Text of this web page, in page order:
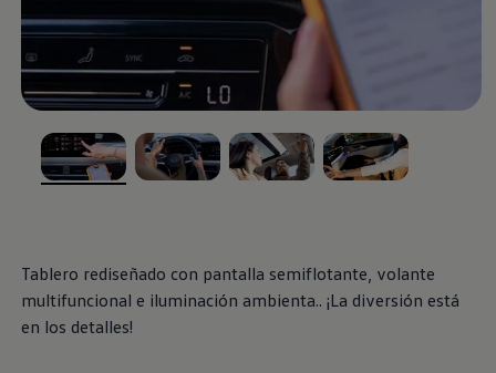
, 1 de 4
Tablero rediseñado con pantalla semiflotante, volante
multifuncional e iluminación ambienta.. ¡La diversión está
en los detalles!